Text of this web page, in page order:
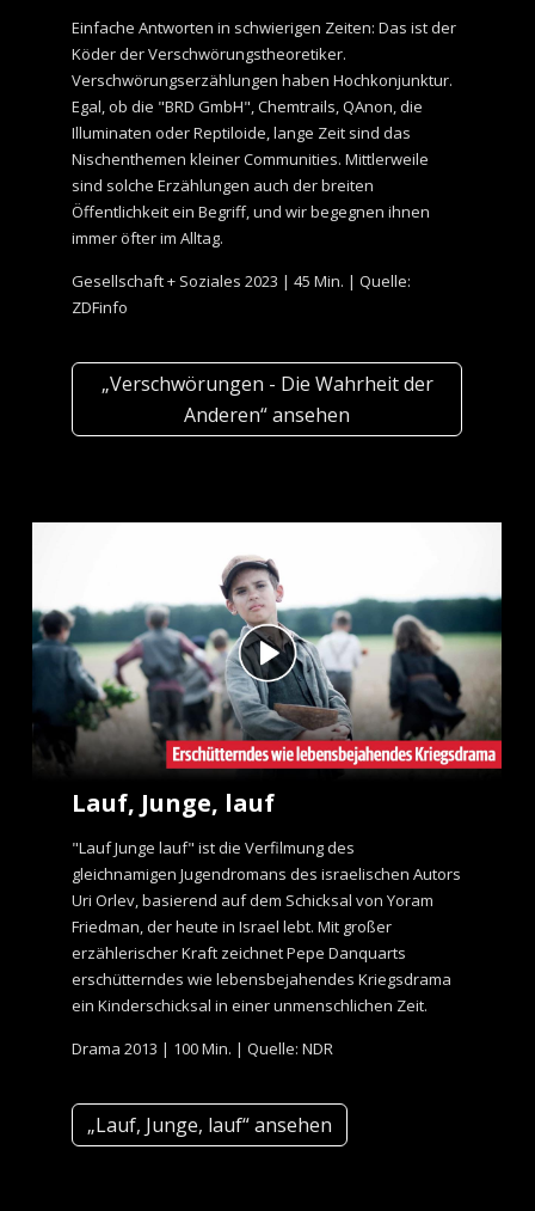
Einfache Antworten in schwierigen Zeiten: Das ist der
Köder der Verschwörungstheoretiker.
Verschwörungserzählungen haben Hochkonjunktur.
Egal, ob die "BRD GmbH", Chemtrails, QAnon, die
Illuminaten oder Reptiloide, lange Zeit sind das
Nischenthemen kleiner Communities. Mittlerweile
sind solche Erzählungen auch der breiten
Öffentlichkeit ein Begriff, und wir begegnen ihnen
immer öfter im Alltag.
Gesellschaft + Soziales 2023 | 45 Min. | Quelle:
ZDFinfo
„Verschwörungen - Die Wahrheit der
Anderen“ ansehen
Lauf, Junge, lauf
"Lauf Junge lauf" ist die Verfilmung des
gleichnamigen Jugendromans des israelischen Autors
Uri Orlev, basierend auf dem Schicksal von Yoram
Friedman, der heute in Israel lebt. Mit großer
erzählerischer Kraft zeichnet Pepe Danquarts
erschütterndes wie lebensbejahendes Kriegsdrama
ein Kinderschicksal in einer unmenschlichen Zeit.
Drama 2013 | 100 Min. | Quelle: NDR
„Lauf, Junge, lauf“ ansehen